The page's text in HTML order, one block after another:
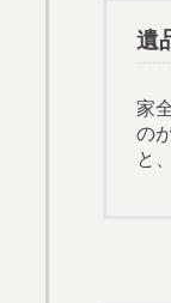
遺
家
の
と